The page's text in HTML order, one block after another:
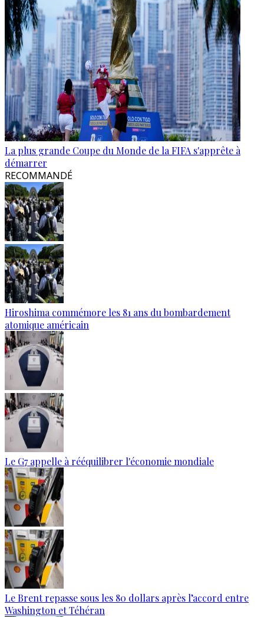
La plus grande Coupe du Monde de la FIFA s'apprête à
démarrer
RECOMMANDÉ
Hiroshima commémore les 81 ans du bombardement
atomique américain
Le G7 appelle à rééquilibrer l'économie mondiale
Le Brent repasse sous les 80 dollars après l’accord entre
Washington et Téhéran